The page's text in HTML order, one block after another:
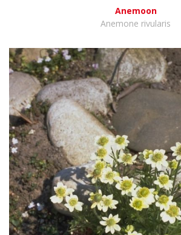
Anemoon
Anemone rivularis